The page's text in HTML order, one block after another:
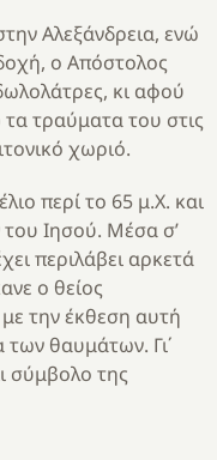
Αλεξάνδρεια, ενώ
ο Απόστολος
κι αφού
τραύματα του στις
χωριό.
περί το 65 μ.Χ. και
του Ιησού. Μέσα σ’
περιλάβει αρκετά
ο θείος
την έκθεση αυτή
των θαυμάτων. Γι΄
σύμβολο της